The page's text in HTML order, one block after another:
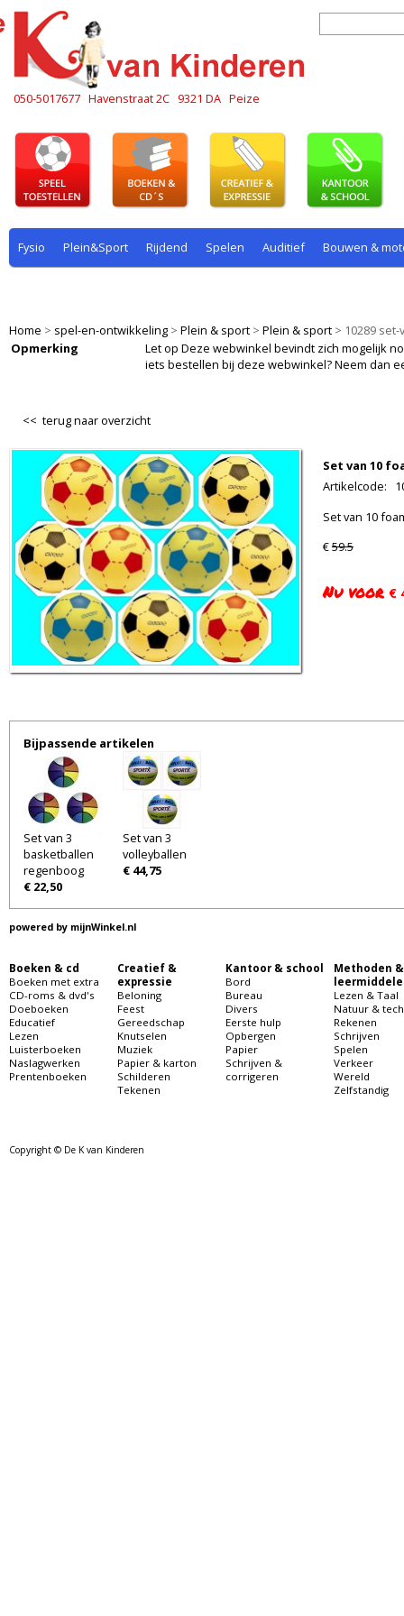
050-5017677 Havenstraat 2C 9321 DA Peize
Fysio Plein&Sport Rijdend Spelen Auditief Bouwen &
Home > spel-en-ontwikkeling > Plein & sport > Plein & sport > 10289
Opmerking
Let op Deze webwinkel bevindt zich mogelijk
iets bestellen bij deze webwinkel? Neem dan
<< terug naar overzicht
Set van 10
Artikelcode:
Set van 10
€59.5
Nu voor €
Bijpassende artikelen
Set van 3
basketballen
regenboog
€ 22,50
Set van 3
volleyballen
€ 44,75
powered by mijnWinkel.nl
Boeken & cd
Boeken met extra
CD-roms & dvd's
Doeboeken
Educatief
Lezen
Luisterboeken
Naslagwerken
Prentenboeken
Creatief &
expressie
Beloning
Feest
Gereedschap
Knutselen
Muziek
Papier & karton
Schilderen
Tekenen
Kantoor & school
Bord
Bureau
Divers
Eerste hulp
Opbergen
Papier
Schrijven &
corrigeren
Methoden &
Lezen & Taal
Natuur &
Rekenen
Schrijven
Spelen
Verkeer
Wereld
Zelfstandig
Copyright © De K van Kinderen